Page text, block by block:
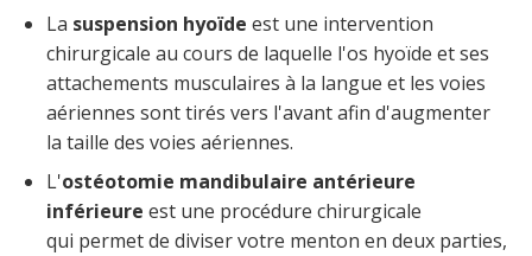
La suspension hyoïde est une intervention
chirurgicale au cours de laquelle l'os hyoïde et ses
attachements musculaires à la langue et les voies
aériennes sont tirés vers l'avant afin d'augmenter
la taille des voies aériennes.
L'ostéotomie mandibulaire antérieure
inférieure est une procédure chirurgicale
qui permet de diviser votre menton en deux parties,